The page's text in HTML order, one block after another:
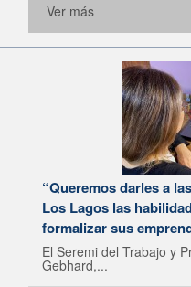
Ver más
“Queremos darles a
Los Lagos las
formalizar sus
El Seremi del Trabajo y
Gebhard,...